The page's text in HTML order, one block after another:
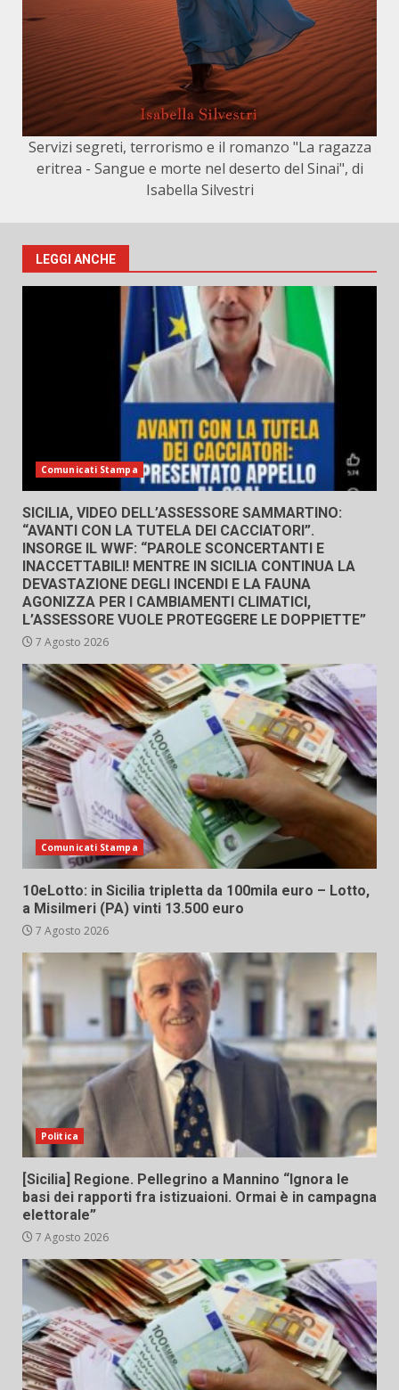
Servizi segreti, terrorismo e il romanzo "La ragazza
eritrea - Sangue e morte nel deserto del Sinai", di
Isabella Silvestri
LEGGI ANCHE
Comunicati Stampa
SICILIA, VIDEO DELL’ASSESSORE SAMMARTINO:
“AVANTI CON LA TUTELA DEI CACCIATORI”.
INSORGE IL WWF: “PAROLE SCONCERTANTI E
INACCETTABILI! MENTRE IN SICILIA CONTINUA LA
DEVASTAZIONE DEGLI INCENDI E LA FAUNA
AGONIZZA PER I CAMBIAMENTI CLIMATICI,
L’ASSESSORE VUOLE PROTEGGERE LE DOPPIETTE”
7 Agosto 2026
Comunicati Stampa
10eLotto: in Sicilia tripletta da 100mila euro – Lotto,
a Misilmeri (PA) vinti 13.500 euro
7 Agosto 2026
Politica
[Sicilia] Regione. Pellegrino a Mannino “Ignora le
basi dei rapporti fra istizuaioni. Ormai è in campagna
elettorale”
7 Agosto 2026